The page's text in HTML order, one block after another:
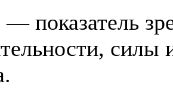
— показатель
силы